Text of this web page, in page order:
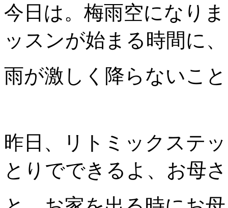
今日は。梅雨空になり
ッスンが始まる時間に、
雨が激しく降らないこ
昨日、リトミックステ
とりでできるよ、お母